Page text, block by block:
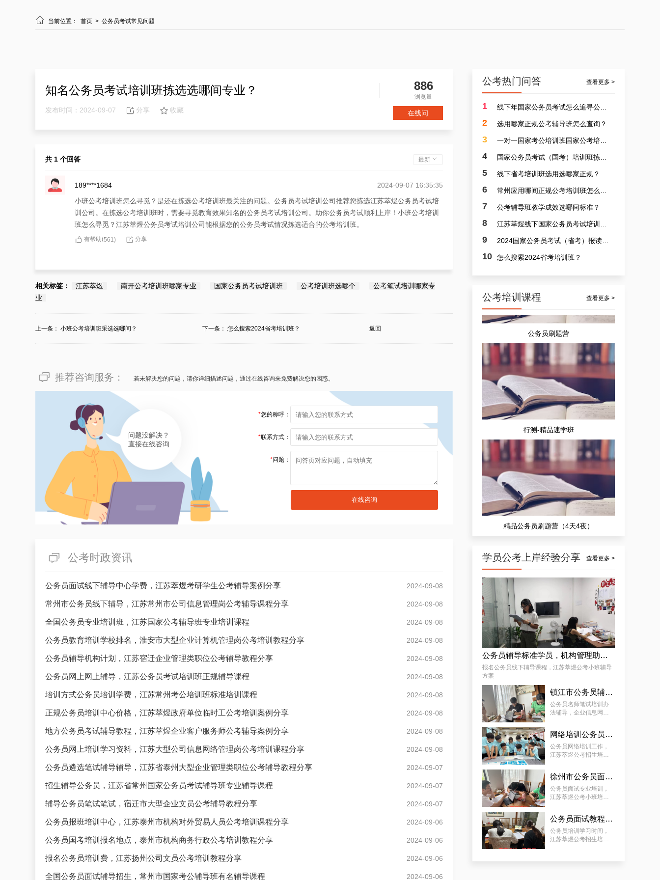
 当前位置： 首页 > 公务员考试常见问题
知名公务员考试培训班拣选选哪间专业？ 886
浏览量
发布时间：2024-09-07 分享 收藏 在线问
共 1 个回答 最新
189****1684
2024-09-07 16:35:35
小班公考培训班怎么寻觅？是还在拣选公考培训班最关注的问题。公务员考试培训公司推荐您拣选江苏萃煜公务员考试培
训公司。在拣选公考培训班时，需要寻觅教育效果知名的公务员考试培训公司。助你公务员考试顺利上岸！小班公考培训
班怎么寻觅？江苏萃煜公务员考试培训公司能根据您的公务员考试情况拣选适合的公考培训班。
有帮助(561 ) 分享
相关标签： 江苏萃煜 南开公考培训班哪家专业 国家公务员考试培训班 公考培训班选哪个
公考笔试培训哪家专
业
上一条： 小班公考培训班采选选哪间？ 下一条： 怎么搜索2024省考培训班？ 返回
推荐咨询服务： 若未解决您的问题，请你详细描述问题，通过在线咨询来免费解决您的困惑。
问题没解决？
直接在线咨询
*您的称呼：
*联系方式：
*问题：
公考时政资讯
公务员面试线下辅导中心学费，江苏萃煜考研学生公考辅导案例分享 2024-09-08
常州市公务员线下辅导，江苏常州市公司信息管理岗公考辅导课程分享 2024-09-08
全国公务员专业培训班，江苏国家公考辅导班专业培训课程 2024-09-08
公务员教育培训学校排名，淮安市大型企业计算机管理岗公考培训教程分享 2024-09-08
公务员辅导机构计划，江苏宿迁企业管理类职位公考辅导教程分享 2024-09-08
公务员网上网上辅导，江苏公务员考试培训班正规辅导课程 2024-09-08
培训方式公务员培训学费，江苏常州考公培训班标准培训课程 2024-09-08
正规公务员培训中心价格，江苏萃煜政府单位临时工公考培训案例分享 2024-09-08
地方公务员考试辅导教程，江苏萃煜企业客户服务师公考辅导案例分享 2024-09-08
公务员网上培训学习资料，江苏大型公司信息网络管理岗公考培训课程分享 2024-09-08
公务员遴选笔试辅导辅导，江苏省泰州大型企业管理类职位公考辅导教程分享 2024-09-07
招生辅导公务员，江苏省常州国家公务员考试辅导班专业辅导课程 2024-09-07
辅导公务员笔试笔试，宿迁市大型企业文员公考辅导教程分享 2024-09-07
公务员报班培训中心，江苏泰州市机构对外贸易人员公考培训课程分享 2024-09-06
公务员国考培训报名地点，泰州市机构商务行政公考培训教程分享 2024-09-06
报名公务员培训费，江苏扬州公司文员公考培训教程分享 2024-09-06
全国公务员面试辅导招生，常州市国家考公辅导班有名辅导课程 2024-09-06
公考热门问答 查看更多 >
1
2 选用哪家正规公考辅导班怎么查询？
3
4
5 线下省考培训班选用选哪家正规？
6
7 公考辅导班教学成效选哪间标准？
8
9
10 怎么搜索2024省考培训班？
公考培训课程 查看更多 >
公务员精品速学营
公务员刷题营
行测-精品速学班
精品公务员刷题营（4天4夜）
学员公考上岸经验分享 查看更多 >
公务员辅导标准学员，机构管理助理公考上岸方案
报名公务员线下辅导课程，江苏萃煜公考小班辅导
方案
镇江市公务员辅导课程，江苏萃煜公考一对一辅导方案
公务员名师笔试培训办
法辅导，企业信息网络
网络培训公务员，江苏萃煜公考招生培训方案
公务员网络培训工作，
江苏萃煜公考招生培训
徐州市公务员面试网上培训教程，江苏萃煜公考报班培训方案
公务员面试专业培训，
江苏萃煜公考小班培训
公务员面试教程培训，江苏萃煜公考招生培训方案
公务员培训学习时间，
江苏萃煜公考招生培训